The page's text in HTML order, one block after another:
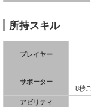
所持スキル
プレイヤー
サポーター
8秒
アビリティ